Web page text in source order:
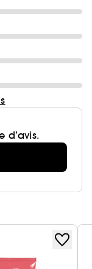
d’avis.